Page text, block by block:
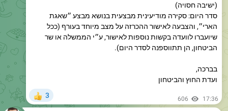
הארי״, והצבעה לאישור ההכרזה על מצב מיוחד בעורף (ככל
שיועברו לוועדה בקשות נוספות לאישור, ע״י הממשלה או שר
הביטחון, הן תתווספנה לסדר היום).
בברכה,
606 17:36
אברהם בלוך מעדכן
הודעה לתקשורת